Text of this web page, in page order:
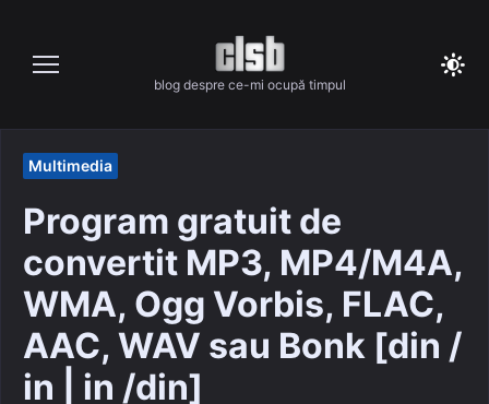
content
blog despre ce-mi ocupă timpul
Multimedia
Program gratuit de
convertit MP3, MP4/M4A,
WMA, Ogg Vorbis, FLAC,
AAC, WAV sau Bonk [din /
in | in /din]